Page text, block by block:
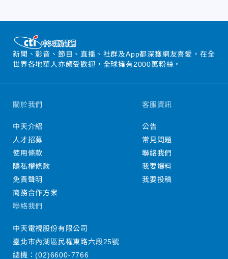
新聞、影音、節目、直播、社群及App都深獲網友喜愛，在全
世界各地華人亦頗受歡迎，全球擁有2000萬粉絲。
關於我們
中天介紹
人才招募
使用條款
隱私權條款
免責聲明
商務合作方案
客服資訊
公告
常見問題
聯絡我們
我要爆料
我要投稿
聯絡我們
中天電視股份有限公司
臺北市內湖區民權東路六段25號
總機：(02)6600-7766